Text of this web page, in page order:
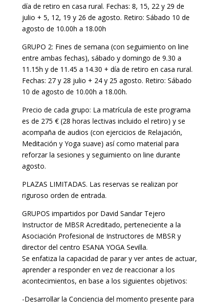
día de retiro en casa rural. Fechas: 8, 15, 22 y 29 de
julio + 5, 12, 19 y 26 de agosto. Retiro: Sábado 10 de
agosto de 10.00h a 18.00h
GRUPO 2: Fines de semana (con seguimiento on line
entre ambas fechas), sábado y domingo de 9.30 a
11.15h y de 11.45 a 14.30 + día de retiro en casa rural.
Fechas: 27 y 28 julio + 24 y 25 agosto. Retiro: Sábado
10 de agosto de 10.00h a 18.00h.
Precio de cada grupo: La matrícula de este programa
es de 275 € (28 horas lectivas incluido el retiro) y se
acompaña de audios (con ejercicios de Relajación,
Meditación y Yoga suave) así como material para
reforzar la sesiones y seguimiento on line durante
agosto.
PLAZAS LIMITADAS. Las reservas se realizan por
riguroso orden de entrada.
GRUPOS impartidos por David Sandar Tejero
Instructor de MBSR Acreditado, perteneciente a la
Asociación Profesional de Instructores de MBSR y
director del centro ESANA YOGA Sevilla.
Se enfatiza la capacidad de parar y ver antes de actuar,
aprender a responder en vez de reaccionar a los
acontecimientos, en base a los siguientes objetivos:
-Desarrollar la Conciencia del momento presente para